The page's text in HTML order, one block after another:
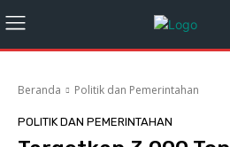
Beranda Politik dan Pemerintahan
POLITIK DAN PEMERINTAHAN